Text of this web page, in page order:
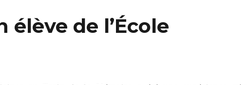
élève de l’École